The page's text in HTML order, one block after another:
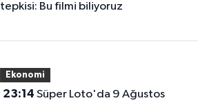
tepkisi: Bu filmi biliyoruz
Ekonomi
23:14